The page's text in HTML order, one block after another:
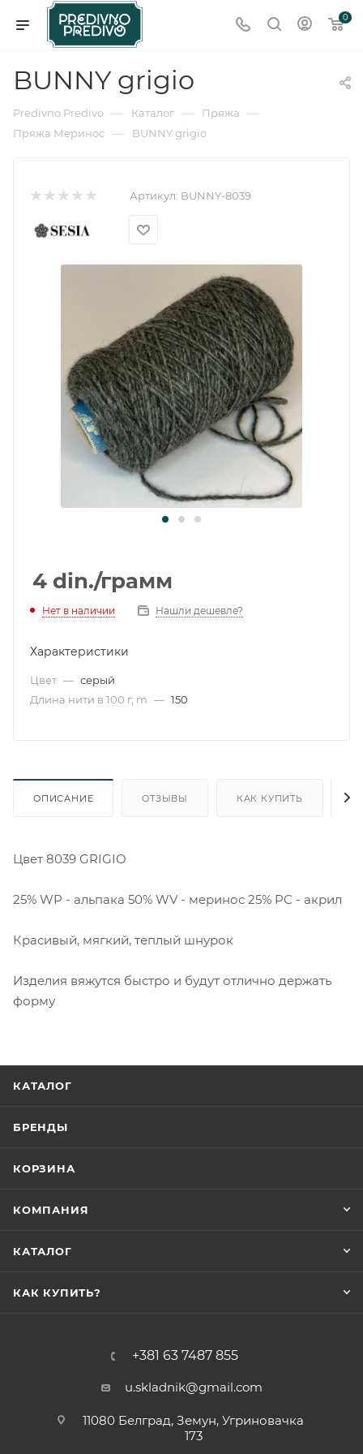
0
BUNNY grigio
Predivno Predivo — Каталог — Пряжа —
Пряжа Меринос — BUNNY grigio
Артикул: BUNNY-8039
4 din./грамм
Нет в наличии Нашли дешевле?
Характеристики
Цвет — серый
Длина нити в 100 г, m — 150
ОПИСАНИЕ ОТЗЫВЫ КАК КУПИТЬ
Цвет 8039 GRIGIO
25% WP - альпака 50% WV - меринос 25% PC - акрил
Красивый, мягкий, теплый шнурок
Изделия вяжутся быстро и будут отлично держать
форму
КАТАЛОГ
БРЕНДЫ
КОРЗИНА
КОМПАНИЯ
КАТАЛОГ
КАК КУПИТЬ?
+381 63 7487 855
u.skladnik@gmail.com
11080 Белград, Земун, Угриновачка
173